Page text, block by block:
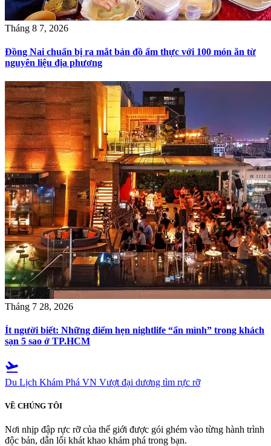
Tháng 8 7, 2026
Đồng Nai chuẩn bị ra mắt bản đồ ẩm thực với 100 món ăn từ
nguyên liệu địa phương
Tháng 7 28, 2026
Ít người biết: Những điểm hẹn nightlife “ẩn mình” trong khách
sạn 5 sao ở TP.HCM
flight_takeoff
Du Lịch Khám Phá VN Vượt đại dương tìm rực rỡ
VỀ CHÚNG TÔI
Nơi nhịp đập rực rỡ của thế giới được gói ghém vào từng hành trình
độc bản, dẫn lối khát khao khám phá trong bạn.